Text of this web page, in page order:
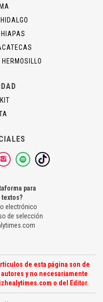
para
electrónico
de selección
de esta página son de
y no necesariamente
o del Editor.